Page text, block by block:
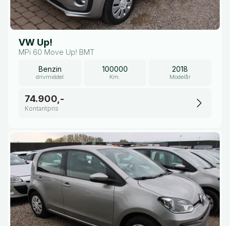
VW Up!
MPi 60 Move Up! BMT
Benzin
drivmiddel
100000
Km.
2018
Modelår
74.900,-
Kontantpris